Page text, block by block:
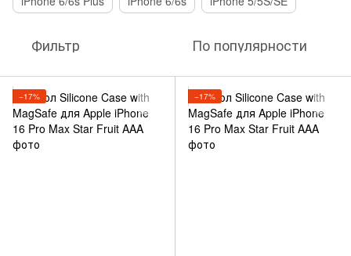
Фильтр По популярности
−17% −17%